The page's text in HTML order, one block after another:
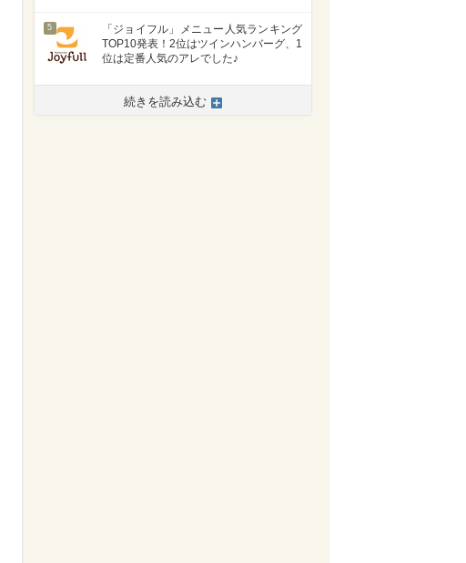
5
「ジョイフル」メニュー人気ランキング
TOP10発表！2位はツインハンバーグ、1
位は定番人気のアレでした♪
続きを読み込む